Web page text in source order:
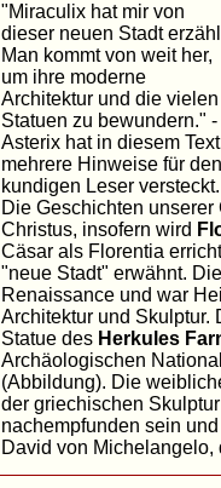
"Miraculix hat mir von
dieser neuen Stadt
Man kommt von weit her,
um ihre moderne
Architektur und die vielen
Statuen zu bewundern." -
Asterix hat in diesem Text
mehrere Hinweise für den
kundigen Leser versteckt.
Die Geschichten
Christus, insofern wird
Cäsar als Florentia
"neue Stadt" erwähnt.
Renaissance und war
Architektur und Skulptur.
Statue des Herkules
Archäologischen
(Abbildung). Die
der griechischen
nachempfunden sein
David von